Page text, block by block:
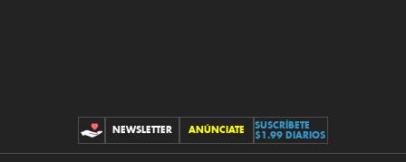
CONTRIBUCIONES
NEWSLETTER ANÚNCIATE
SUSCRÍBETE
$1.99 DIARIOS